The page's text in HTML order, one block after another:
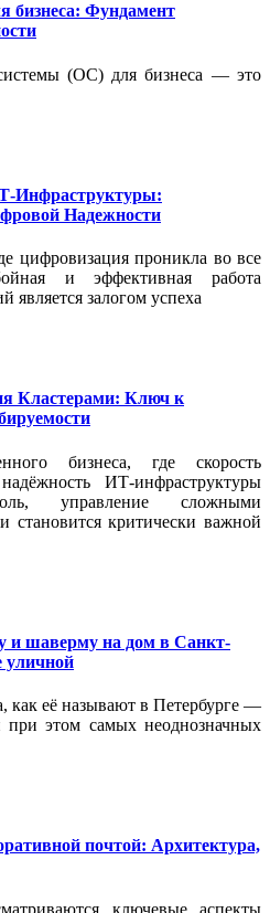
бизнеса: Фундамент
(ОС) для бизнеса — это
Инфраструктуры:
Надежности
цифровизация проникла во все
и эффективная работа
залогом успеха
Кластерами: Ключ к
бизнеса, где скорость
ИТ-инфраструктуры
управление сложными
становится критически важной
шаверму на дом в Санкт-
уличной
её называют в Петербурге —
этом самых неоднозначных
почтой: Архитектура,
ключевые аспекты